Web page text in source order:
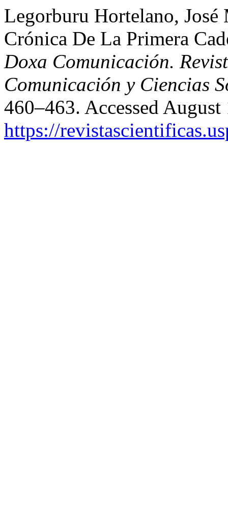
Legorburu Hortelano,
Crónica De La Primera
Doxa Comunicación.
Comunicación y Ciencias
460–463. Accessed
https://